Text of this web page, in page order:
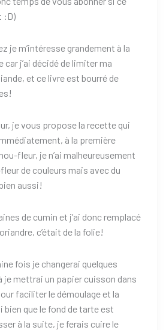
:D)
je m’intéresse grandement à la
j’ai décidé de limiter ma
et ce livre est bourré de
je vous propose la recette qui
à la première
fleur, je n’ai malheureusement
de couleurs mais avec du
aussi!
de cumin et j’ai donc remplacé
c’était de la folie!
fois je changerai quelques
je mettrai un papier cuisson dans
faciliter le démoulage et la
bien que le fond de tarte est
à la suite, je ferais cuire le